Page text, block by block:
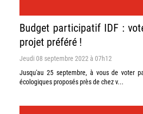
Budget participatif IDF :
projet préféré !
Jeudi 08 septembre 2022 à 07h12
Jusqu'au 25 septembre, à vous de voter
écologiques proposés près de chez v...